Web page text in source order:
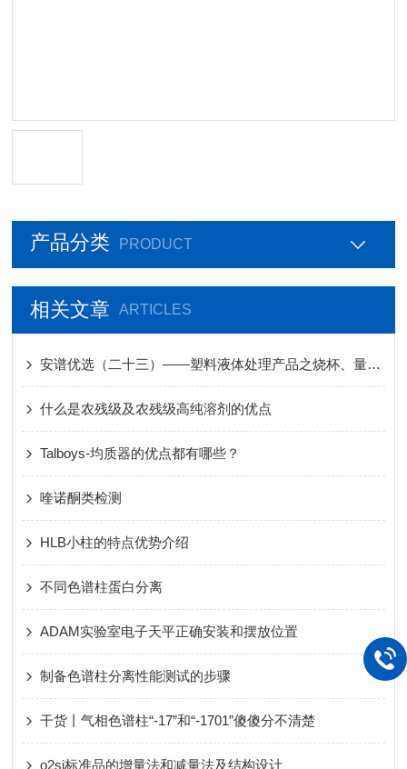
产品分类 PRODUCT
相关文章 ARTICLES
安谱优选（二十三）——塑料液体处理产品之烧杯、量筒、容量瓶
什么是农残级及农残级高纯溶剂的优点
Talboys-均质器的优点都有哪些？
喹诺酮类检测
HLB小柱的特点优势介绍
不同色谱柱蛋白分离
ADAM实验室电子天平正确安装和摆放位置
制备色谱柱分离性能测试的步骤
干货丨气相色谱柱“-17”和“-1701”傻傻分不清楚
o2si标准品的增量法和减量法及结构设计